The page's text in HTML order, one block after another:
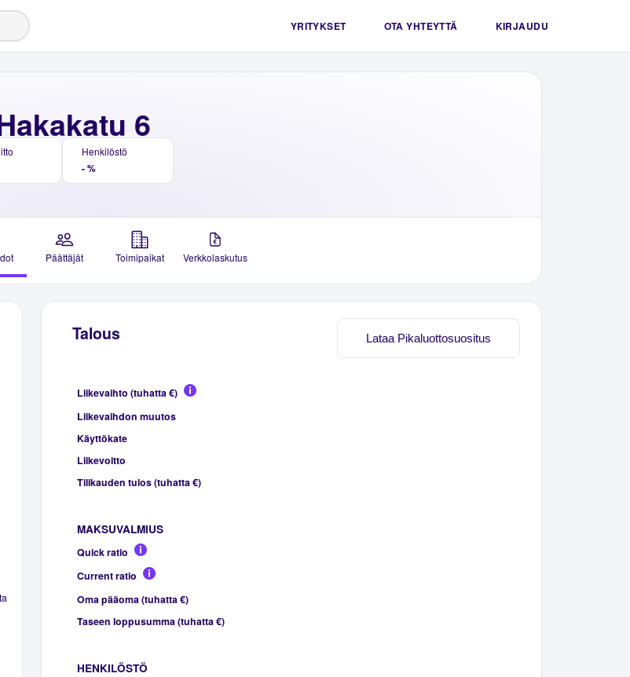
YRITYKSET OTA YHTEYTTÄ KIRJAUDU
6
Henkilöstö
- %
Päättäjät Toimipaikat Verkkolaskutus
Lataa Pikaluottosuositus
Talous
Liikevaihto (tuhatta €)
Liikevaihdon muutos
Käyttökate
Liikevoitto
Tilikauden tulos (tuhatta €)
MAKSUVALMIUS
Quick ratio
Current ratio
Oma pääoma (tuhatta €)
Taseen loppusumma (tuhatta €)
HENKILÖSTÖ